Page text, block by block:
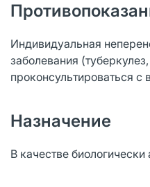
Индивидуальная
заболевания
проконсультироваться с
Назначение
В качестве